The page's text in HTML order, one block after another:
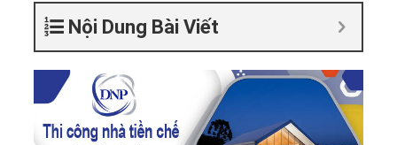
Nội Dung Bài Viết